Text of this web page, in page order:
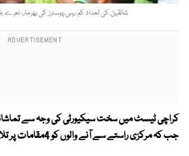
شائقین کی تعداد کم رہی،پوسٹرز کی بھرمار، نعرے
کراچی ٹیسٹ میں سخت سیکیورٹی کی وجہ سے
جب کہ مرکزی راستے سے آنے والوں کو 4مقامات پر تلاشی کے مراحل سے گزرنا پڑا۔